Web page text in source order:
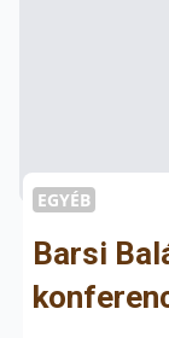
EGYÉB
Barsi